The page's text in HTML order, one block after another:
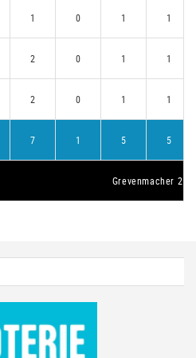
1 0 1 1
2 0 1 1
2 0 1 1
7 1 5 5
Grevenmacher 2